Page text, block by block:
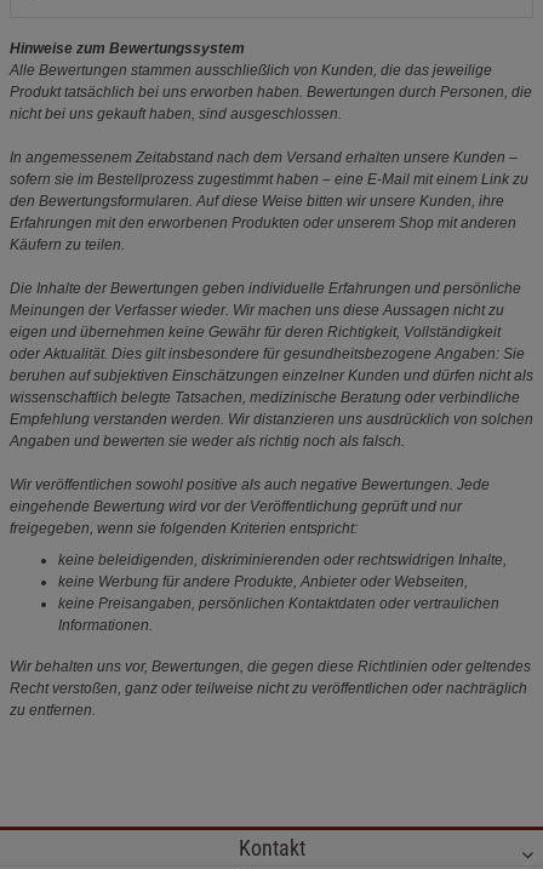
Hinweise zum Bewertungssystem
Alle Bewertungen stammen ausschließlich von Kunden, die das jeweilige
Produkt tatsächlich bei uns erworben haben. Bewertungen durch Personen, die
nicht bei uns gekauft haben, sind ausgeschlossen.
In angemessenem Zeitabstand nach dem Versand erhalten unsere Kunden –
sofern sie im Bestellprozess zugestimmt haben – eine E-Mail mit einem Link zu
den Bewertungsformularen. Auf diese Weise bitten wir unsere Kunden, ihre
Erfahrungen mit den erworbenen Produkten oder unserem Shop mit anderen
Käufern zu teilen.
Die Inhalte der Bewertungen geben individuelle Erfahrungen und persönliche
Meinungen der Verfasser wieder. Wir machen uns diese Aussagen nicht zu
eigen und übernehmen keine Gewähr für deren Richtigkeit, Vollständigkeit
oder Aktualität. Dies gilt insbesondere für gesundheitsbezogene Angaben: Sie
beruhen auf subjektiven Einschätzungen einzelner Kunden und dürfen nicht als
wissenschaftlich belegte Tatsachen, medizinische Beratung oder verbindliche
Empfehlung verstanden werden. Wir distanzieren uns ausdrücklich von solchen
Angaben und bewerten sie weder als richtig noch als falsch.
Wir veröffentlichen sowohl positive als auch negative Bewertungen. Jede
eingehende Bewertung wird vor der Veröffentlichung geprüft und nur
freigegeben, wenn sie folgenden Kriterien entspricht:
keine beleidigenden, diskriminierenden oder rechtswidrigen Inhalte,
keine Werbung für andere Produkte, Anbieter oder Webseiten,
keine Preisangaben, persönlichen Kontaktdaten oder vertraulichen
Informationen.
Wir behalten uns vor, Bewertungen, die gegen diese Richtlinien oder geltendes
Recht verstoßen, ganz oder teilweise nicht zu veröffentlichen oder nachträglich
zu entfernen.
Kontakt